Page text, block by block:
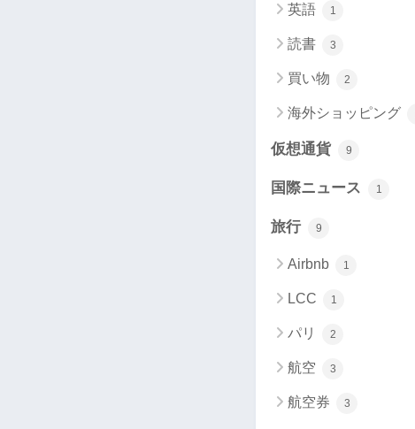
英語 1
読書 3
買い物 2
海外ショッピング
仮想通貨 9
国際ニュース 1
旅行 9
Airbnb 1
LCC 1
パリ 2
航空 3
航空券 3